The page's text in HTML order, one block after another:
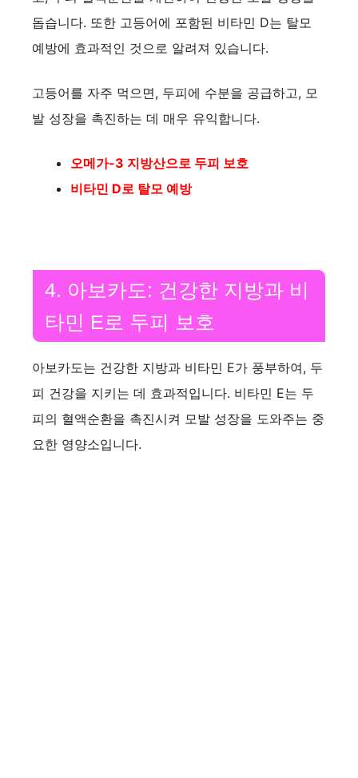
돕습니다. 또한 고등어에 포함된 비타민 D는 탈모
예방에 효과적인 것으로 알려져 있습니다.
고등어를 자주 먹으면, 두피에 수분을 공급하고, 모
발 성장을 촉진하는 데 매우 유익합니다.
오메가-3 지방산으로 두피 보호
비타민 D로 탈모 예방
4. 아보카도: 건강한 지방과 비
타민 E로 두피 보호
아보카도는 건강한 지방과 비타민 E가 풍부하여, 두
피 건강을 지키는 데 효과적입니다. 비타민 E는 두
피의 혈액순환을 촉진시켜 모발 성장을 도와주는 중
요한 영양소입니다.